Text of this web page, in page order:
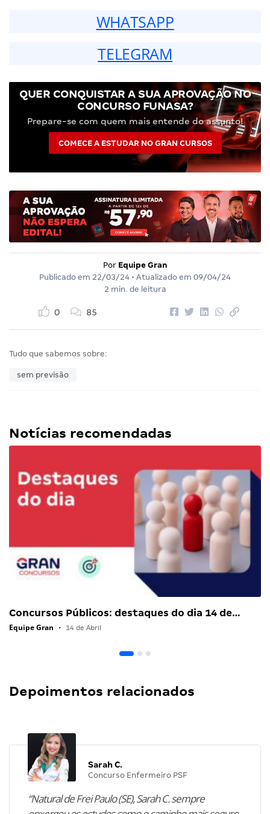
WHATSAPP
TELEGRAM
QUER CONQUISTAR A SUA APROVAÇÃO NO
CONCURSO FUNASA?
Prepare-se com quem mais entende do assunto!
COMECE A ESTUDAR NO GRAN CURSOS
Por Equipe Gran
Publicado em 22/03/24 • Atualizado em 09/04/24
2 min. de leitura
0 85
Tudo que sabemos sobre:
sem previsão
Notícias recomendadas
Concursos Públicos: destaques do dia 14 de…
Equipe Gran • 14 de Abril
Depoimentos relacionados
Sarah C.
Concurso Enfermeiro PSF
“Natural de Frei Paulo (SE), Sarah C. sempre